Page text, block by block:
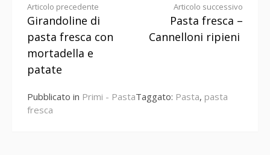
Continua
a
leggere
Articolo precedente
Girandoline di
pasta fresca con
mortadella e
patate
Articolo successivo
Pasta fresca –
Cannelloni ripieni
Pubblicato in Primi - PastaTaggato: Pasta, pasta
fresca